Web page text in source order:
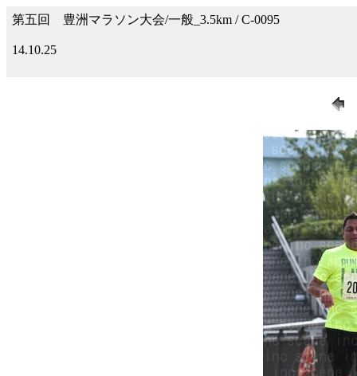
第五回 豊洲マラソン大会/一般_3.5km / C-0095
14.10.25